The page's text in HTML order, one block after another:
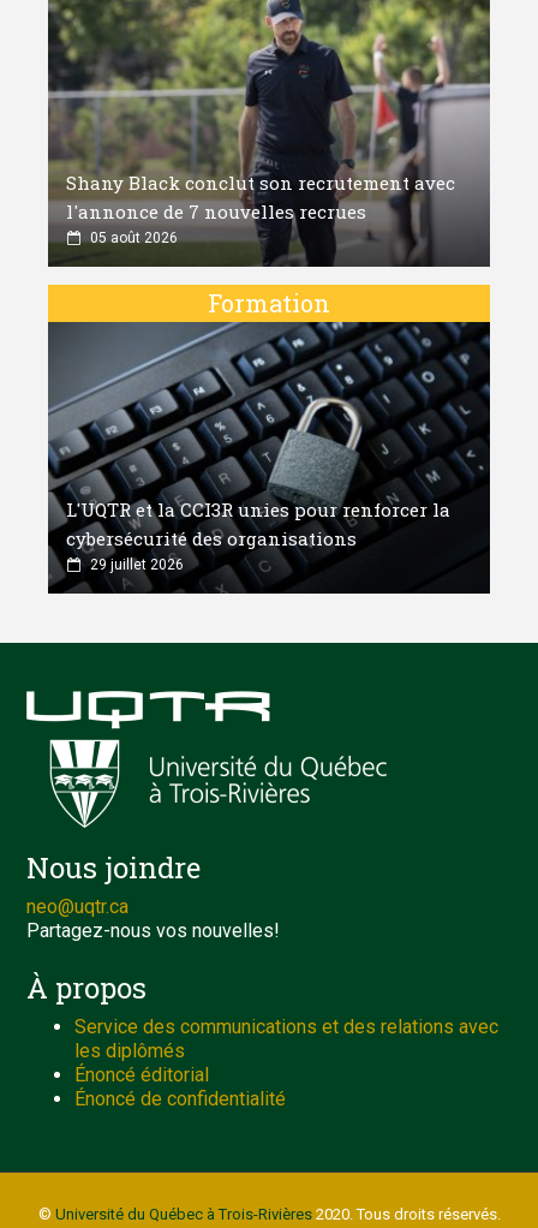
Shany Black conclut son recrutement avec
l'annonce de 7 nouvelles recrues
05 août 2026
Formation
L'UQTR et la CCI3R unies pour renforcer la
cybersécurité des organisations
29 juillet 2026
Nous joindre
neo@uqtr.ca
Partagez-nous vos nouvelles!
À propos
Service des communications et des relations avec
les diplômés
Énoncé éditorial
Énoncé de confidentialité
© Université du Québec à Trois-Rivières2020. Tous droits réservés.